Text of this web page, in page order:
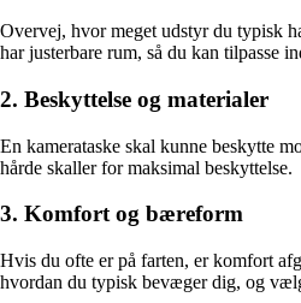
Overvej, hvor meget udstyr du typisk
har justerbare rum, så du kan tilpasse
2. Beskyttelse og materialer
En kamerataske skal kunne beskytte
hårde skaller for maksimal beskyttelse.
3. Komfort og bæreform
Hvis du ofte er på farten, er komfort
hvordan du typisk bevæger dig, og